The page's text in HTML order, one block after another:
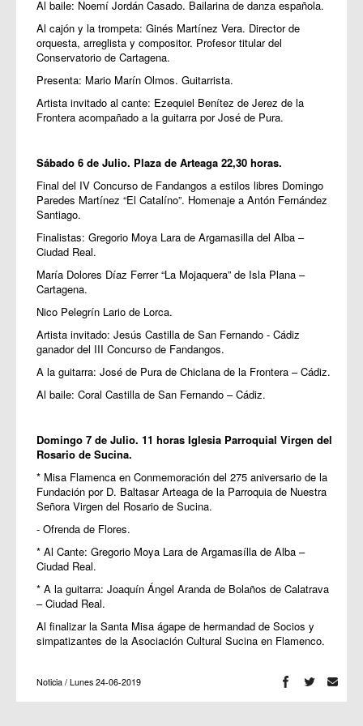
Al baile: Noemí Jordán Casado. Bailarina de danza española.
Al cajón y la trompeta: Ginés Martínez Vera. Director de
orquesta, arreglista y compositor. Profesor titular del
Conservatorio de Cartagena.
Presenta: Mario Marín Olmos. Guitarrista.
Artista invitado al cante: Ezequiel Benítez de Jerez de la
Frontera acompañado a la guitarra por José de Pura.
Sábado 6 de Julio. Plaza de Arteaga 22,30 horas.
Final del IV Concurso de Fandangos a estilos libres Domingo
Paredes Martínez “El Catalíno”. Homenaje a Antón Fernández
Santiago.
Finalistas: Gregorio Moya Lara de Argamasilla del Alba –
Ciudad Real.
María Dolores Díaz Ferrer “La Mojaquera” de Isla Plana –
Cartagena.
Nico Pelegrín Lario de Lorca.
Artista invitado: Jesús Castilla de San Fernando - Cádiz
ganador del III Concurso de Fandangos.
A la guitarra: José de Pura de Chiclana de la Frontera – Cádiz.
Al baile: Coral Castilla de San Fernando – Cádiz.
Domingo 7 de Julio. 11 horas Iglesia Parroquial Virgen del
Rosario de Sucina.
* Misa Flamenca en Conmemoración del 275 aniversario de la
Fundación por D. Baltasar Arteaga de la Parroquia de Nuestra
Señora Virgen del Rosario de Sucina.
- Ofrenda de Flores.
* Al Cante: Gregorio Moya Lara de Argamasílla de Alba –
Ciudad Real.
* A la guitarra: Joaquín Ángel Aranda de Bolaños de Calatrava
– Ciudad Real.
Al finalizar la Santa Misa ágape de hermandad de Socios y
simpatizantes de la Asociación Cultural Sucina en Flamenco.
Noticia / Lunes 24-06-2019